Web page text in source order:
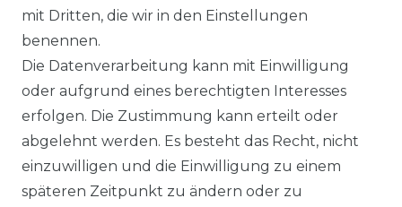
KONTAKT
DATENSCHUTZERKLÄRUNG
IMPRESSUM
AGB
KONTAKT
mit Dritten, die wir in den Einstellungen
benennen.
Die Datenverarbeitung kann mit Einwilligung
oder aufgrund eines berechtigten Interesses
erfolgen. Die Zustimmung kann erteilt oder
abgelehnt werden. Es besteht das Recht, nicht
einzuwilligen und die Einwilligung zu einem
späteren Zeitpunkt zu ändern oder zu